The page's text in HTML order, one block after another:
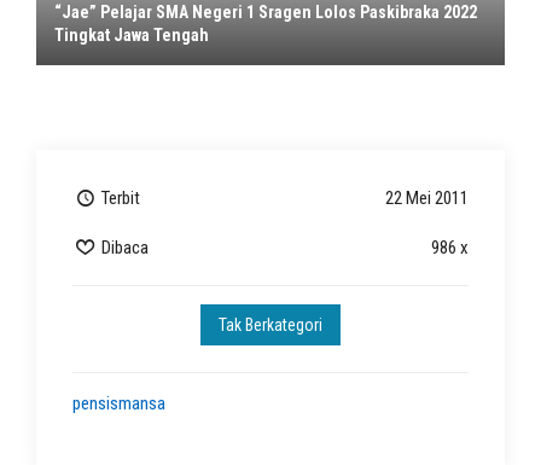
“Jae” Pelajar SMA Negeri 1 Sragen Lolos Paskibraka 2022
Tingkat Jawa Tengah
Terbit 22 Mei 2011
Dibaca 986 x
Tak Berkategori
pensismansa